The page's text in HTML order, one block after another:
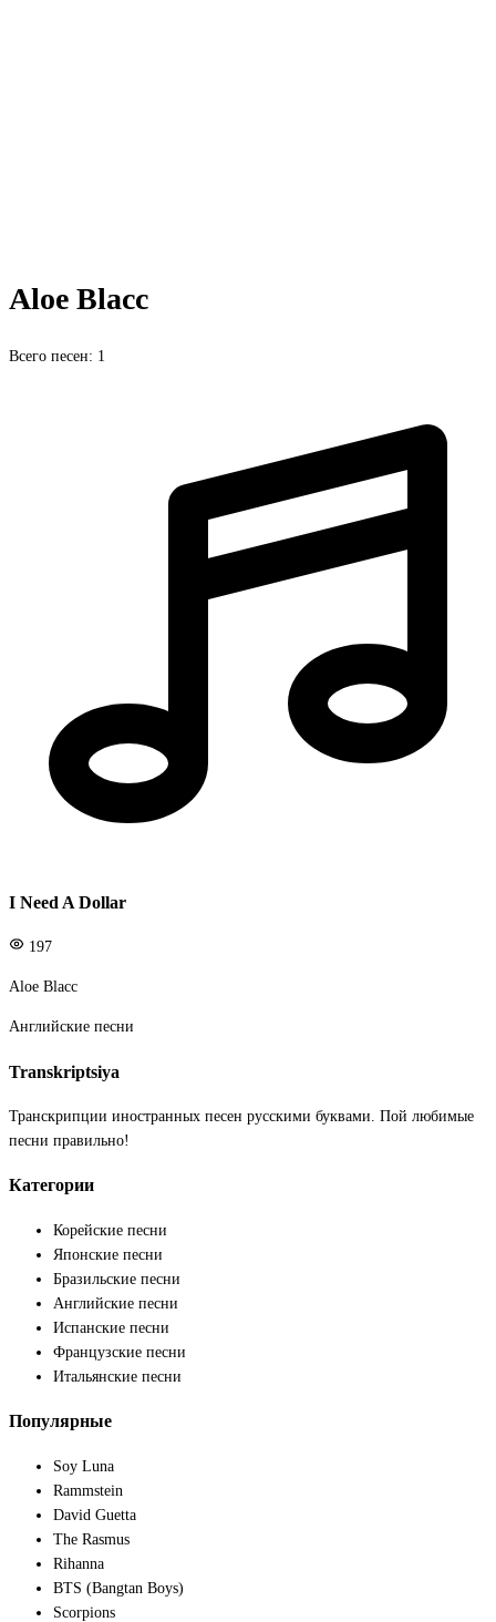
Aloe Blacc
Всего песен: 1
I Need A Dollar
197
Aloe Blacc
Английские песни
Transkriptsiya
Транскрипции иностранных песен русскими буквами. Пой любимые
песни правильно!
Категории
Корейские песни
Японские песни
Бразильские песни
Английские песни
Испанские песни
Французские песни
Итальянские песни
Популярные
Soy Luna
Rammstein
David Guetta
The Rasmus
Rihanna
BTS (Bangtan Boys)
Scorpions